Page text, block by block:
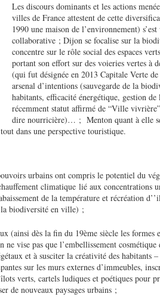
Les discours dominants et les actions
villes de France attestent de cette
1990 une maison de l’environnement)
collaborative ; Dijon se focalise sur la
concentre sur le rôle social des espaces
portant son effort sur des voieries vertes à
(qui fut désignée en 2013 Capitale Verte
arsenal d’intentions (sauvegarde de la
habitants, efficacité énergétique, gestion
récemment statut affirmé de “Ville
dire nourricière)… ; Menton quant à elle
dans une perspective touristique.
urbains ont compris le potentiel du
climatique lié aux concentrations
de la température et récréation
biodiversité en ville) ;
(ainsi dès la fin du 19ème siècle les formes
ne vise pas que l’embellissement
et à susciter la créativité des habitants
sur les murs externes d’immeubles,
verts, cartels ludiques et poétiques pour
de nouveaux paysages urbains ;